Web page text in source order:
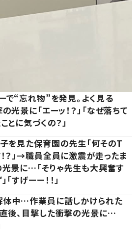
で“忘れ物”を発見。よく見る
光景に「エーッ！？」「なぜ落ちて
とに気づくの？」
を見た保育園の先生「何そのT
？」→職員全員に激震が走ったま
景に…「そりゃ先生も大興奮す
「すげーー！！」
体中…作業員に話しかけられた
後、目撃した衝撃の光景に…